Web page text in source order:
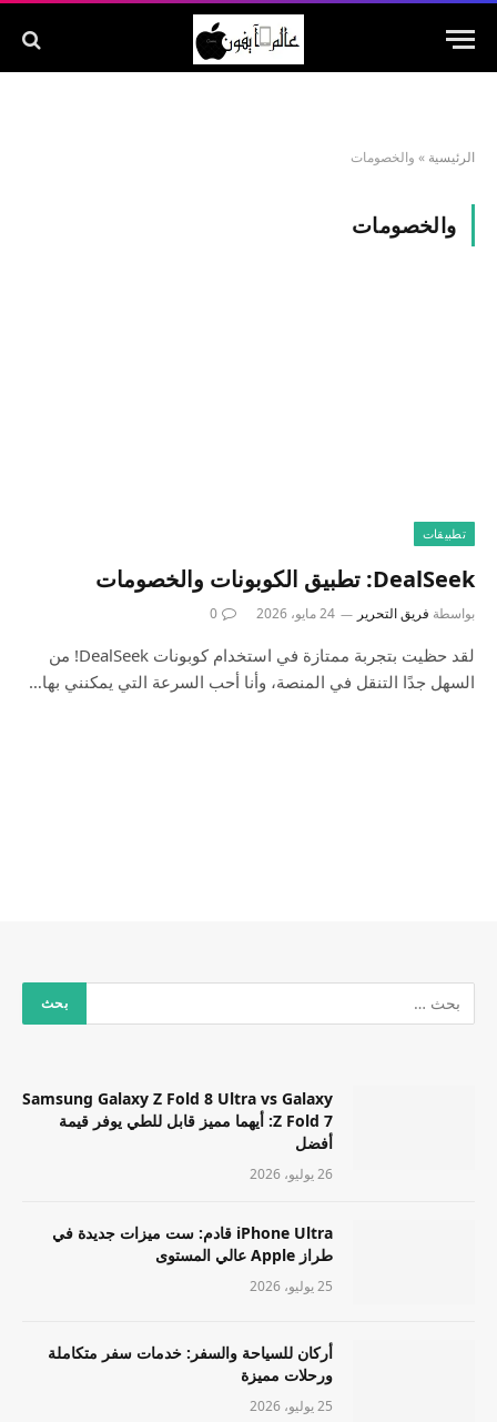
الرئيسية » والخصومات
والخصومات
تطبيقات
‎DealSeek: تطبيق الكوبونات والخصومات
بواسطة فريق التحرير 24 مايو، 2026 0
لقد حظيت بتجربة ممتازة في استخدام كوبونات DealSeek! من
السهل جدًا التنقل في المنصة، وأنا أحب السرعة التي يمكنني بها…
Samsung Galaxy Z Fold 8 Ultra vs Galaxy
Z Fold 7: أيهما مميز قابل للطي يوفر قيمة
أفضل
26 يوليو، 2026
iPhone Ultra قادم: ست ميزات جديدة في
طراز Apple عالي المستوى
25 يوليو، 2026
أركان للسياحة والسفر: خدمات سفر متكاملة
ورحلات مميزة
25 يوليو، 2026